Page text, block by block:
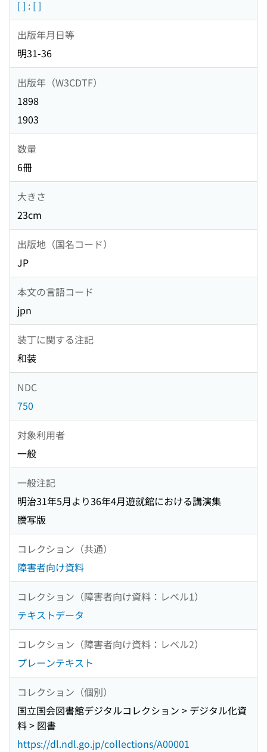
[ ] : [ ]
出版年月日等
明31-36
出版年（W3CDTF）
1898
1903
数量
6冊
大きさ
23cm
出版地（国名コード）
JP
本文の言語コード
jpn
装丁に関する注記
和装
NDC
750
対象利用者
一般
一般注記
明治31年5月より36年4月遊就館における講演集
謄写版
コレクション（共通）
障害者向け資料
コレクション（障害者向け資料：レベル1）
テキストデータ
コレクション（障害者向け資料：レベル2）
プレーンテキスト
コレクション（個別）
国立国会図書館デジタルコレクション > デジタル化資
料 > 図書
https://dl.ndl.go.jp/collections/A00001